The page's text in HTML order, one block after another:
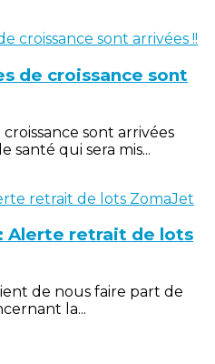
de croissance sont
sont arrivées
santé qui sera mis...
Alerte retrait de lots
de nous faire part de
la...